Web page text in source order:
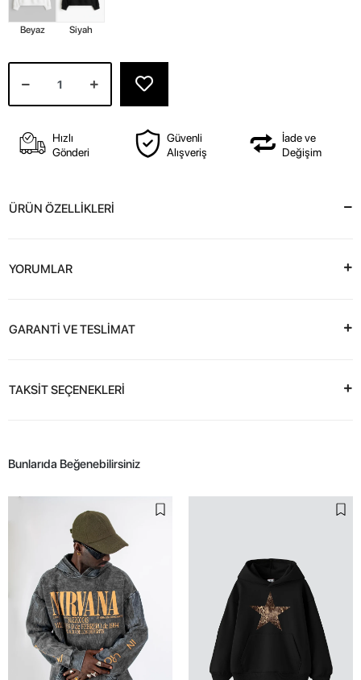
Beyaz Siyah
Hızlı
Gönderi
Güvenli
Alışveriş
İade ve
Değişim
ÜRÜN ÖZELLİKLERİ
YORUMLAR
GARANTİ VE TESLİMAT
TAKSİT SEÇENEKLERİ
Bunlarıda Beğenebilirsiniz